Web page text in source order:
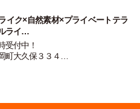
ライク×自然素材×プライベートテラ
ライ…
受付中！
町大久保３３４…